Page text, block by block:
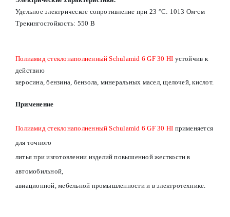
Удельное электрическое сопротивление при 23 °С: 1013 Ом·см
Трекингостойкость: 550 В
Полиамид стеклонаполненный Schulamid 6 GF 30 HI устойчив к
действию
керосина, бензина, бензола, минеральных масел, щелочей, кислот.
Применение
Полиамид стеклонаполненный Schulamid 6 GF 30 HI применяется
для точного
литья при изготовлении изделий повышенной жесткости в
автомобильной,
авиационной, мебельной промышленности и в электротехнике.